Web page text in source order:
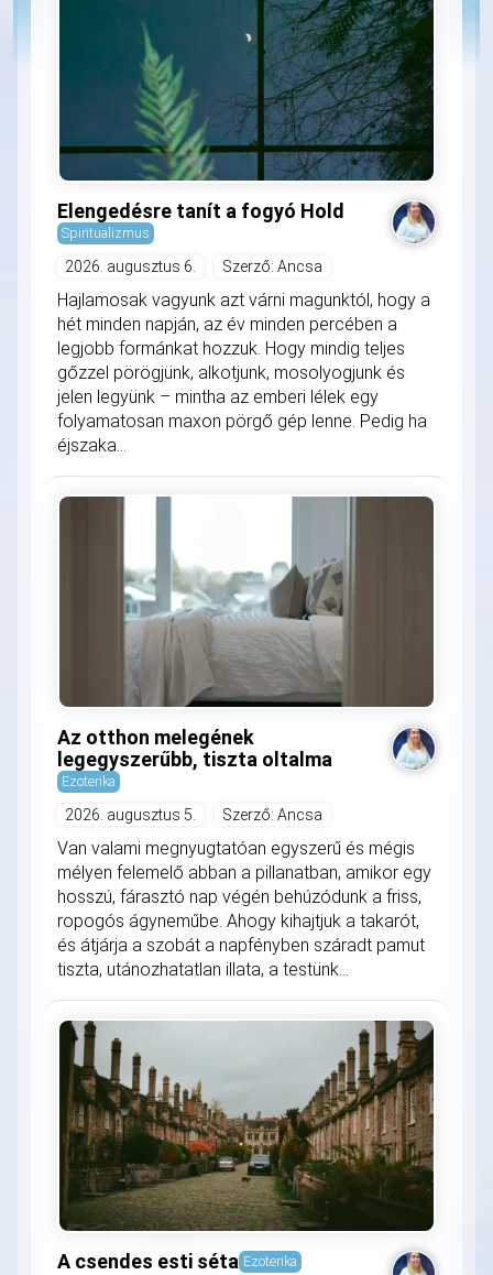
Elengedésre tanít a fogyó Hold
Spiritualizmus
2026. augusztus 6. Szerző: Ancsa
Hajlamosak vagyunk azt várni magunktól, hogy a
hét minden napján, az év minden percében a
legjobb formánkat hozzuk. Hogy mindig teljes
gőzzel pörögjünk, alkotjunk, mosolyogjunk és
jelen legyünk – mintha az emberi lélek egy
folyamatosan maxon pörgő gép lenne. Pedig ha
éjszaka...
Az otthon melegének
legegyszerűbb, tiszta oltalma
Ezoterika
2026. augusztus 5. Szerző: Ancsa
Van valami megnyugtatóan egyszerű és mégis
mélyen felemelő abban a pillanatban, amikor egy
hosszú, fárasztó nap végén behúzódunk a friss,
ropogós ágyneműbe. Ahogy kihajtjuk a takarót,
és átjárja a szobát a napfényben száradt pamut
tiszta, utánozhatatlan illata, a testünk...
A csendes esti séta Ezoterika